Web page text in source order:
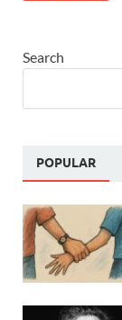
Search
POPULAR